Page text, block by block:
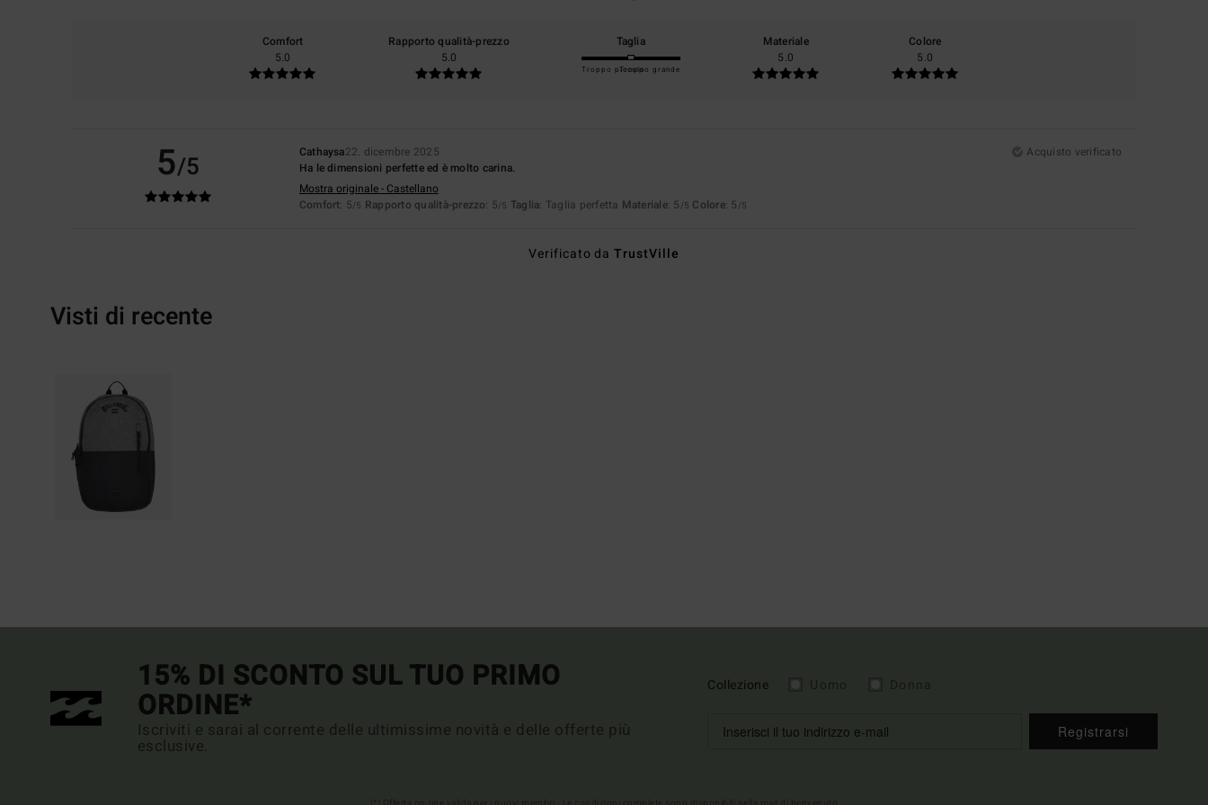
Comfort
5.0
Rapporto qualità-prezzo
5.0
Taglia
Troppo piccoloTroppo grande
Materiale
5.0
Colore
5.0
5/5 Cathaysa22. dicembre 2025
Acquisto verificato
Ha le dimensioni perfette ed è molto carina.
Mostra originale - Castellano
Comfort: 5/5 Rapporto qualità-prezzo: 5/5 Taglia: Taglia perfetta Materiale: 5 /5 Colore: 5 /5
Verificato daTrustVille
Visti di recente
15% DI SCONTO SUL TUO PRIMO
ORDINE*
Iscriviti e sarai al corrente delle ultimissime novità e delle offerte più
esclusive.
Collezione
Registrarsi